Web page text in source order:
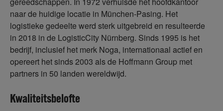
naar de huidige locatie in München-Pasing. Het
logistieke gedeelte werd sterk uitgebreid en resulteerde
in 2018 in de LogisticCity Nürnberg. Sinds 1995 is het
bedrijf, inclusief het merk Noga, internationaal actief en
opereert het sinds 2003 als de Hoffmann Group met
partners in 50 landen wereldwijd.
Kwaliteitsbelofte